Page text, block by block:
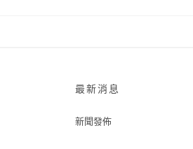
最新消息
新聞發佈